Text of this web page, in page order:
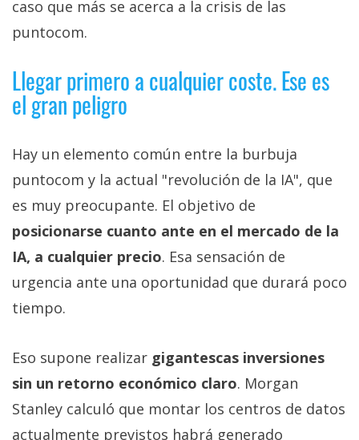
caso que más se acerca a la crisis de las
puntocom.
Llegar primero a cualquier coste. Ese es
el gran peligro
Hay un elemento común entre la burbuja
puntocom y la actual "revolución de la IA", que
es muy preocupante. El objetivo de
posicionarse cuanto ante en el mercado de la
IA, a cualquier precio. Esa sensación de
urgencia ante una oportunidad que durará poco
tiempo.
Eso supone realizar gigantescas inversiones
sin un retorno económico claro. Morgan
Stanley calculó que montar los centros de datos
actualmente previstos habrá generado